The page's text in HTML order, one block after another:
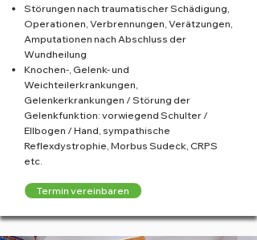
Störungen nach traumatischer Schädigung,
Operationen, Verbrennungen, Verätzungen,
Amputationen nach Abschluss der
Wundheilung
Knochen-, Gelenk- und
Weichteilerkrankungen,
Gelenkerkrankungen / Störung der
Gelenkfunktion: vorwiegend Schulter /
Ellbogen / Hand, sympathische
Reflexdystrophie, Morbus Sudeck, CRPS
etc.
Termin vereinbaren